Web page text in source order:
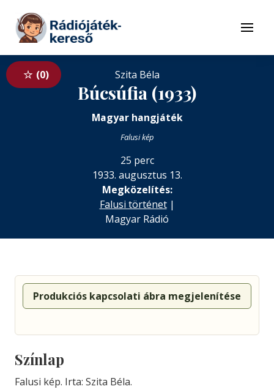
Tovább a tartalomhoz
Menü
0 Szita Béla
Búcsúfia (1933)
Magyar hangjáték
Falusi kép
25 perc
1933. augusztus 13.
Megközelítés:
Falusi történet|
Magyar Rádió
Produkciós kapcsolati ábra megjelenítése
Színlap
Falusi kép. Irta: Szita Béla.